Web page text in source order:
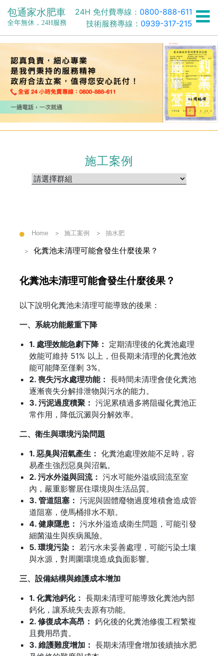
包通家水肥車
全年無休，24H服務
24H 免付費專線： 0800-888-611
技術服務專線： 0939-317-215
施工案例
Home 施工案例 抽水肥
化糞池未清理可能會發生什麼後果？
化糞池未清理可能會發生什麼後果？
以下說明化糞池未清理可能導致的後果：
一、系統功能嚴重下降
1. 處理效能急劇下降： 定期清理後的化糞池處理
效能可維持 51% 以上，但長期未清理的化糞池效
能可能降至僅剩 3%。
2. 喪失污水處理功能： 長時間未清理會使化糞池
逐漸喪失分解排泄物與污水的能力。
3. 污泥過度積聚： 污泥累積過多將阻礙化糞池正
常作用，降低沉澱與分解效率。
二、衛生與環境污染問題
1. 惡臭與沼氣產生： 化糞池處理效能不足時，容
易產生強烈惡臭與沼氣。
2. 污水外溢與回流： 污水可能外溢或回流至室
內，嚴重影響居住環境與生活品質。
3. 管道阻塞： 污泥與固體廢物過度堆積會造成管
道阻塞，使馬桶排水不順。
4. 健康隱患： 污水外溢造成衛生問題，可能引發
細菌滋生與疾病風險。
5. 環境污染： 若污水未妥善處理，可能污染土壤
與水源，對周圍環境造成負面影響。
三、設備結構與維護成本增加
1. 化糞池鈣化： 長期未清理可能導致化糞池內部
鈣化，讓系統失去原有功能。
2. 修復成本高昂： 鈣化後的化糞池修復工程繁複
且費用昂貴。
3. 維護難度增加： 長期未清理會增加後續抽水肥